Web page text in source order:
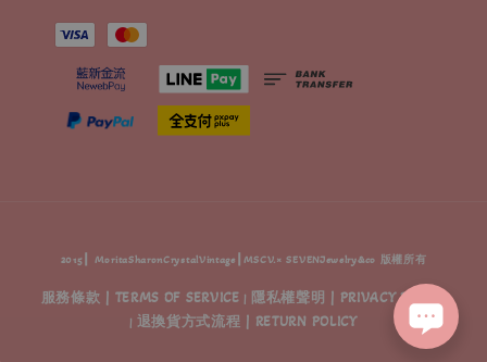
2015┃ MoritaSharonCrystalVintage┃MSCV.× SEVENJewelry&co 版權所有
服務條款 | TERMS OF SERVICE 隱私權聲明 | PRIVACY POLICY
退換貨方式流程 | RETURN POLICY